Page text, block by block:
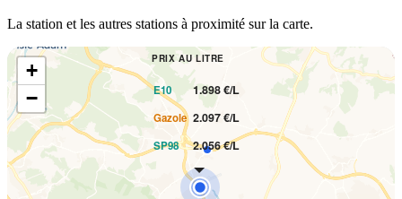
La station et les autres stations à proximité sur la carte.
PRIX AU LITRE
E10 1.898 €/L
Gazole 2.097 €/L
SP98 2.056 €/L
+
−